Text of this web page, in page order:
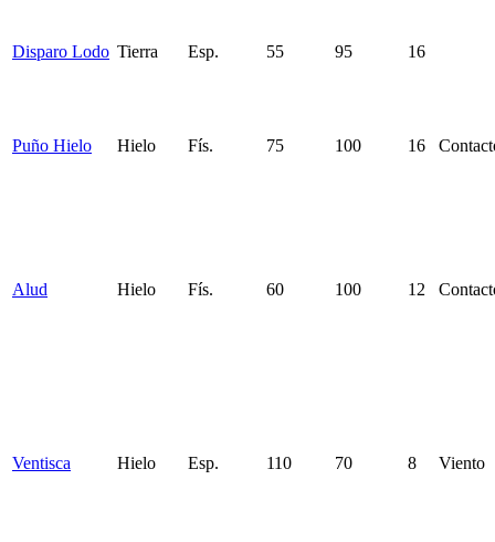
Disparo Lodo Tierra Esp. 55 95 16
Puño Hielo Hielo Fís. 75 100 16
Alud Hielo Fís. 60 100 12
Ventisca Hielo Esp. 110 70 8 Viento